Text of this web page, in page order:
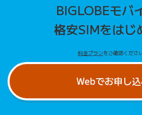
BIGLOBEモバ
格安SIMをはじ
料金プランをご確認くださ
Webでお申し